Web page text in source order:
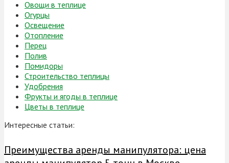
Овощи в теплице
Огурцы
Освещение
Отопление
Перец
Полив
Помидоры
Строительство теплицы
Удобрения
Фрукты и ягоды в теплице
Цветы в теплице
Интересные статьи:
Преимущества аренды манипулятора: цена